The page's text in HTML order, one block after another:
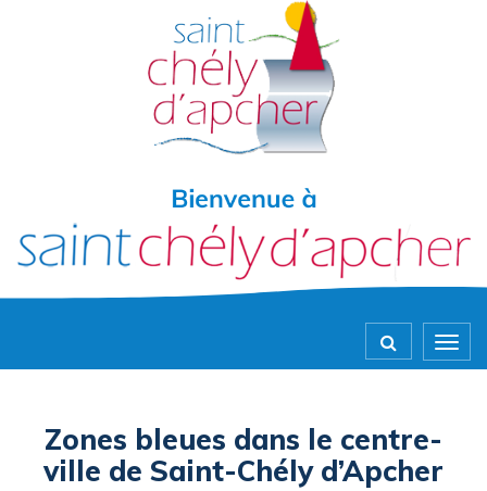
Zones bleues dans le centre-
ville de Saint-Chély d’Apcher